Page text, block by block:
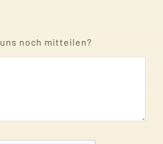
noch mitteilen?